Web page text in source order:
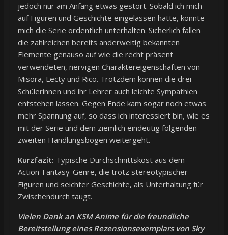
jedoch nur am Anfang etwas gestört. Sobald ich mich
auf Figuren und Geschichte eingelassen hatte, konnte
mich die Serie ordentlich unterhalten. Sicherlich fallen
die zahlreichen bereits anderweitig bekannten
Elemente genauso auf wie die recht präsent
verwendeten, nervigen Charaktereigenschaften von
Misora, Lecty und Rico. Trotzdem können die drei
Schülerinnen und ihr Lehrer auch leichte Sympathien
entstehen lassen. Gegen Ende kam sogar noch etwas
mehr Spannung auf, so dass ich interessiert bin, wie es
mit der Serie und dem ziemlich eindeutig folgenden
zweiten Handlungsbogen weitergeht.
Kurzfazit: Typische Durchschnittskost aus dem
Action-Fantasy-Genre, die trotz stereotypischer
Figuren und seichter Geschichte, als Unterhaltung für
Zwischendurch taugt.
Vielen Dank an KSM Anime für die freundliche
Bereitstellung eines Rezensionsexemplars von Sky